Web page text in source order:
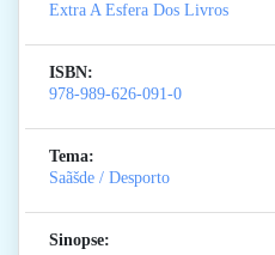
Extra A Esfera Dos Livros
ISBN:
978-989-626-091-0
Tema:
Saãšde / Desporto
Sinopse: